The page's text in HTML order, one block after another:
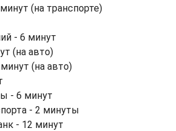
(на транспорте)
- 6 минут
(на авто)
(на авто)
- 6 минут
- 2 минуты
- 12 минут